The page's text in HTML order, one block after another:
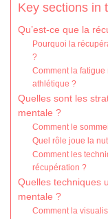
Key sections in
Qu’est-ce que la
Pourquoi la
?
Comment la
athlétique ?
Quelles sont les
mentale ?
Comment le
Quel rôle joue la
Comment les
récupération ?
Quelles techniques
mentale ?
Comment la